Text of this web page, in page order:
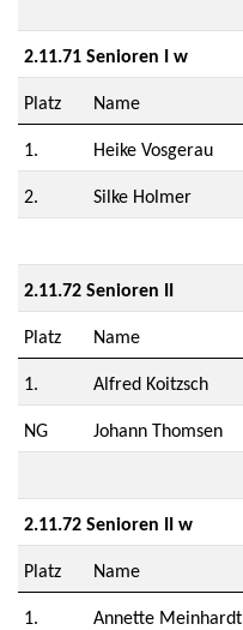
2.11.71 Senioren I w
Platz Name
1. Heike Vosgerau
2. Silke Holmer
2.11.72 Senioren II
Platz Name
1. Alfred Koitzsch
NG Johann Thomsen
2.11.72 Senioren II w
Platz Name
1. Annette Meinhardt